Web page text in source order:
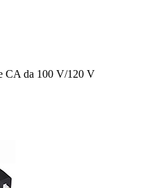
CA da 100 V/120 V